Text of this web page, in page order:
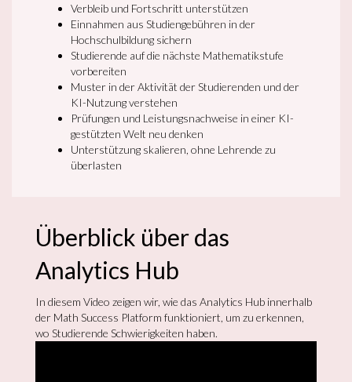
Verbleib und Fortschritt unterstützen
Einnahmen aus Studiengebühren in der
Hochschulbildung sichern
Studierende auf die nächste Mathematikstufe
vorbereiten
Muster in der Aktivität der Studierenden und der
KI-Nutzung verstehen
Prüfungen und Leistungsnachweise in einer KI-
gestützten Welt neu denken
Unterstützung skalieren, ohne Lehrende zu
überlasten
Überblick über das
Analytics Hub
In diesem Video zeigen wir, wie das Analytics Hub innerhalb
der Math Success Platform funktioniert, um zu erkennen,
wo Studierende Schwierigkeiten haben.